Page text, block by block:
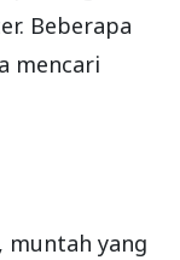
Beberapa
mencari
muntah yang